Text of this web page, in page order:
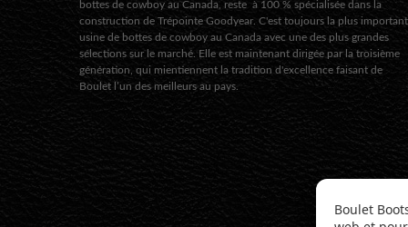
bottes de cowboy au Canada, reste à 100 % spécialisée dans la
construction de Trépointe Goodyear. C'est toujours la plus
usine de bottes de cowboy au Canada avec une des plus grandes
sélections sur le marché. Elle est maintenant dirigée par la troisième
génération, qui mientiennent la tradition d'excellence faisant de
Boulet l’un des meilleurs au pays.
Boulet